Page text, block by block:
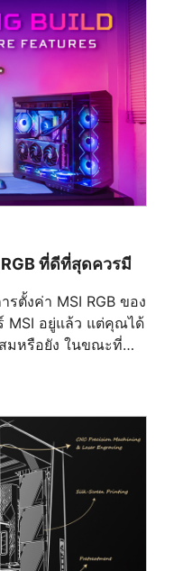
ที่ดีที่สุดควรมี
ตั้งค่า MSI RGB ของ
MSI อยู่แล้ว แต่คุณได้
มหรือยัง ในขณะที่
ต็มที่จากระบบนิเวศ
ารตั้งค่าที่ไม่จำเป็น
าพของเครื่อง
ซอฟต์แวร์ RGB ที่ดี
องคุณ ไม่ใช่เป็น
เรื่องสำคัญ อะไร
ำหนดซอฟต์แวร์ RGB